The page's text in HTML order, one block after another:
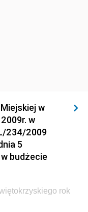
i Przemysłu
i
L
w
w
234/2009
5
budżecie
rok